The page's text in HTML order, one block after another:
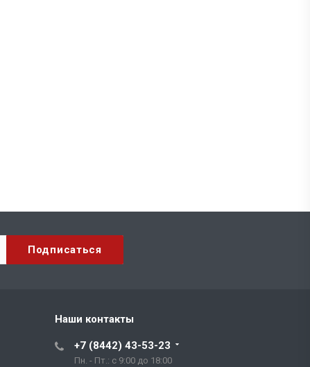
Наши контакты
+7 (8442) 43-53-23
Пн. - Пт.: с 9:00 до 18:00